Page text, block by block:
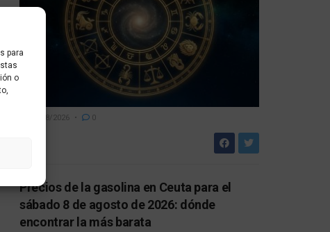
para
o
08/08/2026 0
Precios de la gasolina en Ceuta para el
sábado 8 de agosto de 2026: dónde
encontrar la más barata